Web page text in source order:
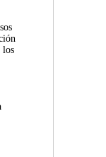
los